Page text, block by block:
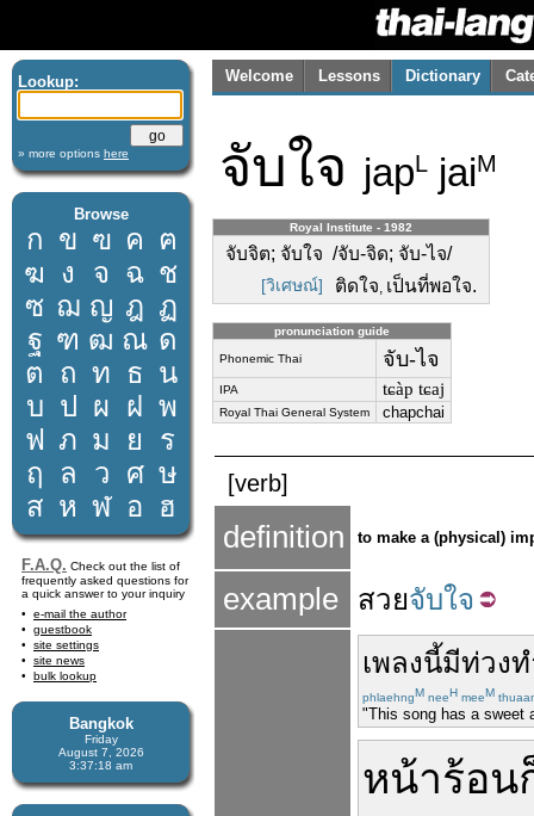
Lookup:
» more options here
Browse
ก ข ฃ ค ฅ
ฆ ง จ ฉ ช
ซ ฌ ญ ฎ ฏ
ฐ ฑ ฒ ณ ด
ต ถ ท ธ น
บ ป ผ ฝ พ
ฟ ภ ม ย
ร
ฤ
ล ว ศ ษ
ส ห ฬ อ ฮ
F.A.Q. Check out the list of
frequently asked questions for
a quick answer to your inquiry
e-mail the author
guestbook
site settings
site news
bulk lookup
Bangkok
Friday
August 7, 2026
3:37:18 am
Welcome Lessons Dictionary
จับใจ japL jaiM
Royal Institute - 1982
จับจิต; จับใจ /จับ-จิด; จับ-ไจ/
[วิเศษณ์] ติดใจ, เป็นที่พอใจ.
pronunciation guide
Phonemic Thai จับ-ไจ
IPA tɕàp tɕaj
Royal Thai General System chapchai
[verb]
definition to make a (physical)
example สวยจับใจ
เพลงนี้มีท่วง
phlaehngM neeH meeM
"This song has a sweet
หน้าร้อน